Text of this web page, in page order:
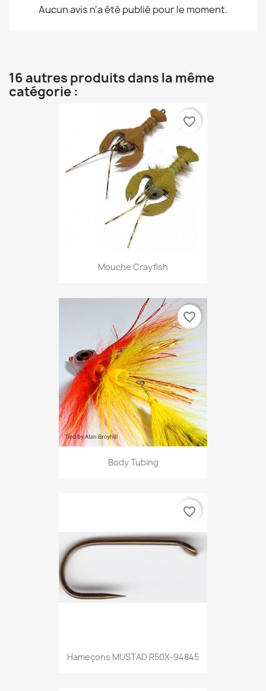
Aucun avis n'a été publié pour le moment.
16 autres produits dans la même
catégorie :
Mouche Crayfish
favorite_border
Body Tubing
favorite_border
Hameçons MUSTAD R50X-94845
favorite_border